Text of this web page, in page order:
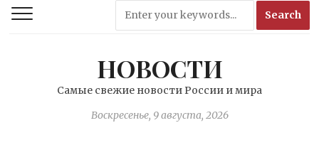
НОВОСТИ
Самые свежие новости России и мира
Воскресенье, 9 августа, 2026